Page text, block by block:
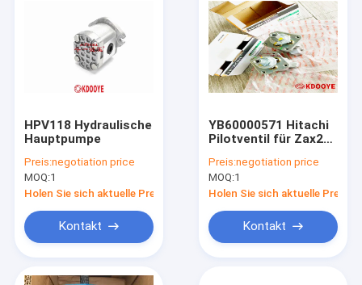
HPV118 Hydraulische
Hauptpumpe
Preis:negotiation price
MOQ:1
Holen Sie sich aktuelle Preis
Kontakt
YB60000571 Hitachi
Pilotventil für Zax200
Zax350
Preis:negotiation price
MOQ:1
Holen Sie sich aktuelle Preis
Kontakt